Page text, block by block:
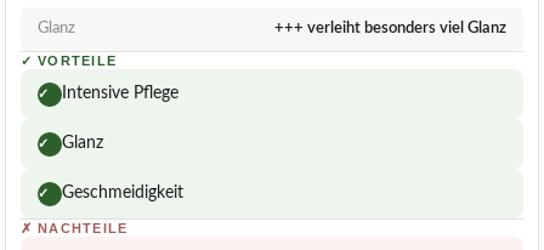
Glanz +++ verleiht besonders viel Glanz
✓ VORTEILE
✓ Intensive Pflege
✓ Glanz
✓ Geschmeidigkeit
✗ NACHTEILE